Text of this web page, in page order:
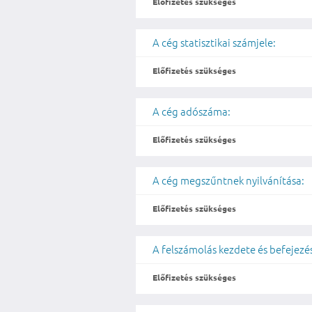
A cég statisztikai számjele:
Előfizetés szükséges
A cég adószáma:
Előfizetés szükséges
A cég megszűntnek nyilvánítása:
Előfizetés szükséges
A felszámolás kezdete és
Előfizetés szükséges